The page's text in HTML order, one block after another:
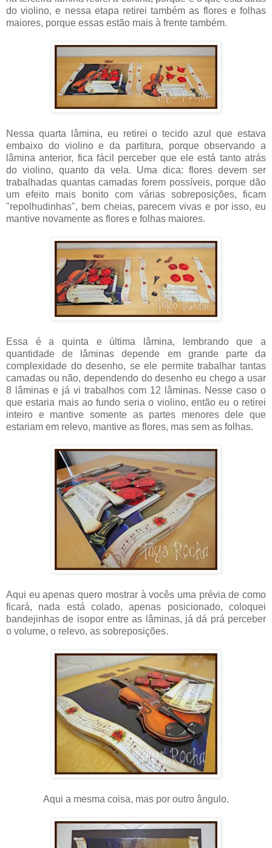
do violino, e nessa etapa retirei também as flores e folhas
maiores, porque essas estão mais à frente também.
Nessa quarta lâmina, eu retirei o tecido azul que estava
embaixo do violino e da partitura, porque observando a
lâmina anterior, fica fácil perceber que ele está tanto atrás
do violino, quanto da vela. Uma dica: flores devem ser
trabalhadas quantas camadas forem possíveis, porque dão
um efeito mais bonito com várias sobreposições, ficam
"repolhudinhas", bem cheias, parecem vivas e por isso, eu
mantive novamente as flores e folhas maiores.
Essa é a quinta e última lâmina, lembrando que a
quantidade de lâminas depende em grande parte da
complexidade do desenho, se ele permite trabalhar tantas
camadas ou não, dependendo do desenho eu chego a usar
8 lâminas e já vi trabalhos com 12 lâminas. Nesse caso o
que estaria mais ao fundo seria o violino, então eu o retirei
inteiro e mantive somente as partes menores dele que
estariam em relevo, mantive as flores, mas sem as folhas.
Aqui eu apenas quero mostrar à vocês uma prévia de como
ficará, nada está colado, apenas posicionado, coloquei
bandejinhas de isopor entre as lâminas, já dá prá perceber
o volume, o relevo, as sobreposições.
Aqui a mesma coisa, mas por outro ângulo.